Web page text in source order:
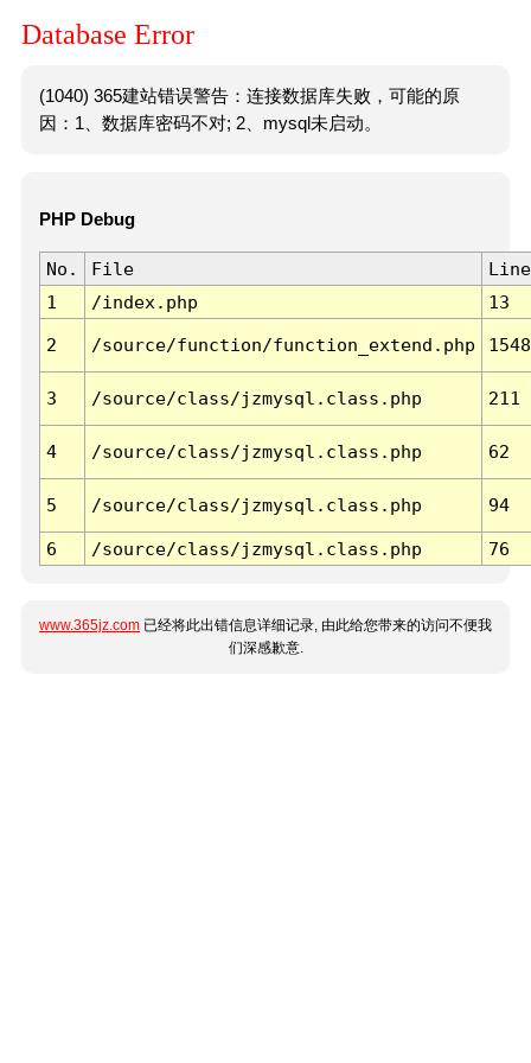
Database Error
(1040) 365建站错误警告：连接数据库失败，可能的原
因：1、数据库密码不对; 2、mysql未启动。
PHP Debug
No. File
Line
1
/index.php 13
2 /source/function/function_extend.php 1548
3 /source/class/jzmysql.class.php 211
4 /source/class/jzmysql.class.php 62
5 /source/class/jzmysql.class.php 94
6 /source/class/jzmysql.class.php 76
www.365jz.com 已经将此出错信息详细记录, 由此给您带来的访问不便我
们深感歉意.